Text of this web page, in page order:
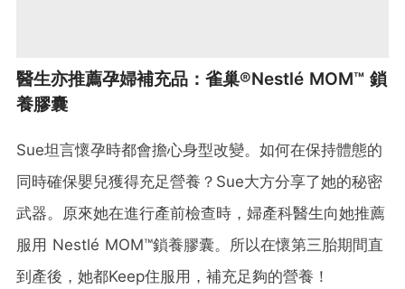
醫生亦推薦孕婦補充品：雀巢®Nestlé MOM™ 鎖
養膠囊
Sue坦言懷孕時都會擔心身型改變。如何在保持體態的
同時確保嬰兒獲得充足營養？Sue大方分享了她的秘密
武器。原來她在進行產前檢查時，婦產科醫生向她推薦
服用 Nestlé MOM™鎖養膠囊。所以在懷第三胎期間直
到產後，她都Keep住服用，補充足夠的營養！